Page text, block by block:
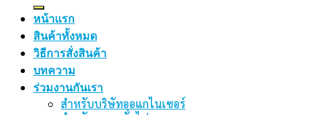
คำถามที่พบบ่อย
Login
Newsletter
Login